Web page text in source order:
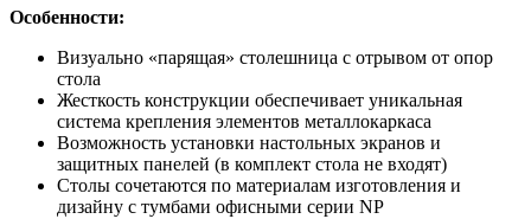
Особенности:
Визуально «парящая» столешница с отрывом от опор
стола
Жесткость конструкции обеспечивает уникальная
система крепления элементов металлокаркаса
Возможность установки настольных экранов и
защитных панелей (в комплект стола не входят)
Столы сочетаются по материалам изготовления и
дизайну с тумбами офисными серии NP